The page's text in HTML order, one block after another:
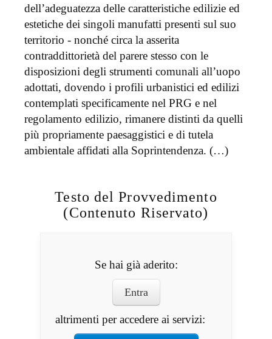
dell’adeguatezza delle caratteristiche edilizie ed
estetiche dei singoli manufatti presenti sul suo
territorio - nonché circa la asserita
contraddittorietà del parere stesso con le
disposizioni degli strumenti comunali all’uopo
adottati, dovendo i profili urbanistici ed edilizi
contemplati specificamente nel PRG e nel
regolamento edilizio, rimanere distinti da quelli
più propriamente paesaggistici e di tutela
ambientale affidati alla Soprintendenza. (…)
Testo del Provvedimento
(Contenuto Riservato)
Se hai già aderito:
Entra
altrimenti per accedere ai servizi: